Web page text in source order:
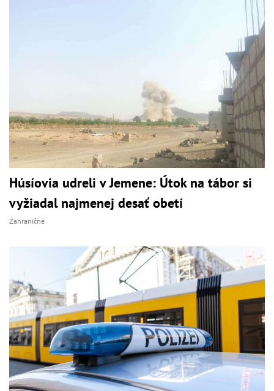
Húsíovia udreli v Jemene: Útok na tábor si
vyžiadal najmenej desať obetí
Zahraničné